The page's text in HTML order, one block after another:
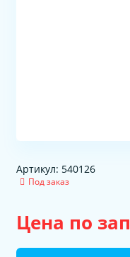
Артикул: 540126
Под заказ
Цена по